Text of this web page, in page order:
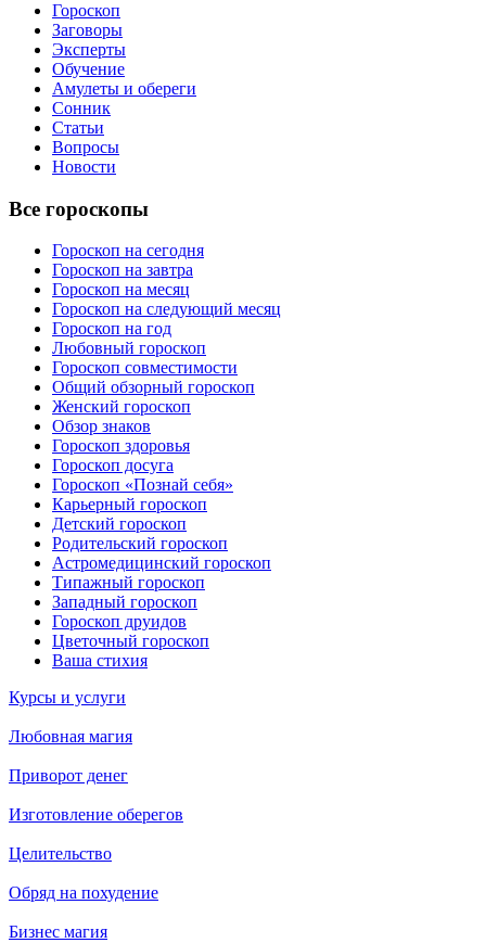
Гороскоп
Заговоры
Эксперты
Обучение
Амулеты и обереги
Сонник
Статьи
Вопросы
Новости
Все гороскопы
Гороскоп на сегодня
Гороскоп на завтра
Гороскоп на месяц
Гороскоп на следующий месяц
Гороскоп на год
Любовный гороскоп
Гороскоп совместимости
Общий обзорный гороскоп
Женский гороскоп
Обзор знаков
Гороскоп здоровья
Гороскоп досуга
Гороскоп «Познай себя»
Карьерный гороскоп
Детский гороскоп
Родительский гороскоп
Астромедицинский гороскоп
Типажный гороскоп
Западный гороскоп
Гороскоп друидов
Цветочный гороскоп
Ваша стихия
Курсы и услуги
Любовная магия
Приворот денег
Изготовление оберегов
Целительство
Обряд на похудение
Бизнес магия